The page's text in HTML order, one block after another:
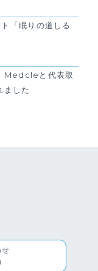
「眠りの道しる
Medcleと代表取
ました